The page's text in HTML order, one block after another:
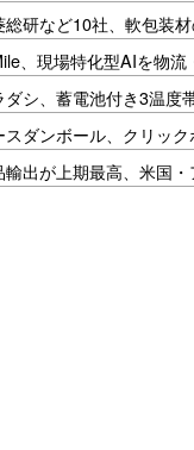
総研など10社、軟包装
、現場特化型AIを物流
ダシ、蓄電池付き3温度
スダンボール、クリッ
輸出が上期最高、米国